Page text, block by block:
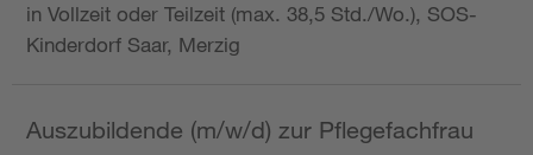
in Vollzeit oder Teilzeit (max. 38,5 Std./Wo.), SOS-
Kinderdorf Saar, Merzig
Auszubildende (m/w/d) zur Pflegefachfrau